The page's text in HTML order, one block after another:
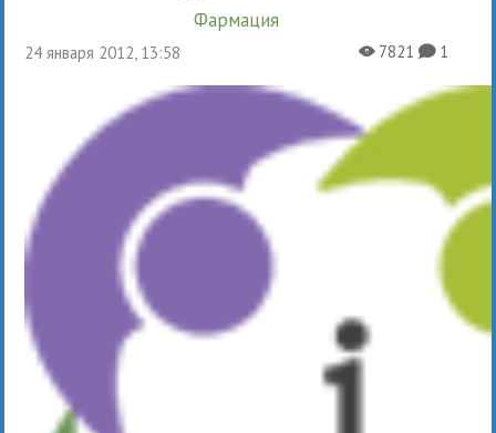
Фармация
24 января 2012, 13:58 X7821K1